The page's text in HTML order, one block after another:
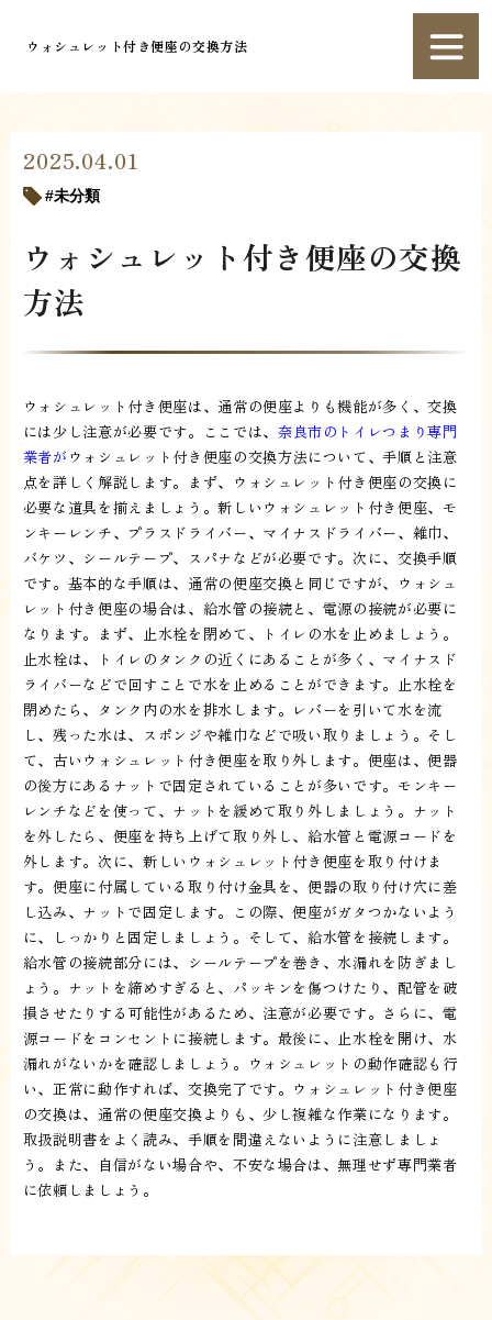
ウォシュレット付き便座の交換方法
2025.04.01
未分類
ウォシュレット付き便座の交換
方法
ウォシュレット付き便座は、通常の便座よりも機能が多く、交換
には少し注意が必要です。ここでは、 奈良市のトイレつまり専門
業者が ウォシュレット付き便座の交換方法について、手順と注意
点を詳しく解説します。まず、ウォシュレット付き便座の交換に
必要な道具を揃えましょう。新しいウォシュレット付き便座、モ
ンキーレンチ、プラスドライバー、マイナスドライバー、雑巾、
バケツ、シールテープ、スパナなどが必要です。次に、交換手順
です。基本的な手順は、通常の便座交換と同じですが、ウォシュ
レット付き便座の場合は、給水管の接続と、電源の接続が必要に
なります。まず、止水栓を閉めて、トイレの水を止めましょう。
止水栓は、トイレのタンクの近くにあることが多く、マイナスド
ライバーなどで回すことで水を止めることができます。止水栓を
閉めたら、タンク内の水を排水します。レバーを引いて水を流
し、残った水は、スポンジや雑巾などで吸い取りましょう。そし
て、古いウォシュレット付き便座を取り外します。便座は、便器
の後方にあるナットで固定されていることが多いです。モンキー
レンチなどを使って、ナットを緩めて取り外しましょう。ナット
を外したら、便座を持ち上げて取り外し、給水管と電源コードを
外します。次に、新しいウォシュレット付き便座を取り付けま
す。便座に付属している取り付け金具を、便器の取り付け穴に差
し込み、ナットで固定します。この際、便座がガタつかないよう
に、しっかりと固定しましょう。そして、給水管を接続します。
給水管の接続部分には、シールテープを巻き、水漏れを防ぎまし
ょう。ナットを締めすぎると、パッキンを傷つけたり、配管を破
損させたりする可能性があるため、注意が必要です。さらに、電
源コードをコンセントに接続します。最後に、止水栓を開け、水
漏れがないかを確認しましょう。ウォシュレットの動作確認も行
い、正常に動作すれば、交換完了です。ウォシュレット付き便座
の交換は、通常の便座交換よりも、少し複雑な作業になります。
取扱説明書をよく読み、手順を間違えないように注意しましょ
う。また、自信がない場合や、不安な場合は、無理せず専門業者
に依頼しましょう。